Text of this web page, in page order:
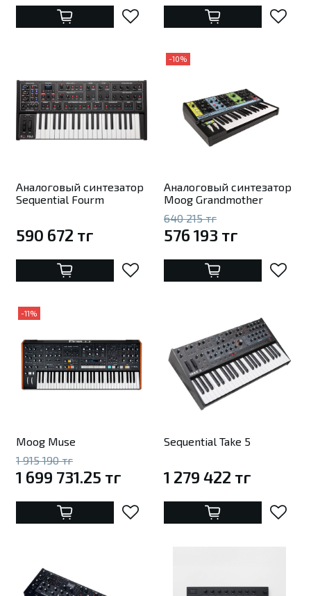
Аналоговый синтезатор
Sequential Fourm
590 672 тг
-10%
Аналоговый синтезатор
Moog Grandmother
640 215 тг
576 193 тг
-11%
Moog Muse
1 915 190 тг
1 699 731.25 тг
Sequential Take 5
1 279 422 тг